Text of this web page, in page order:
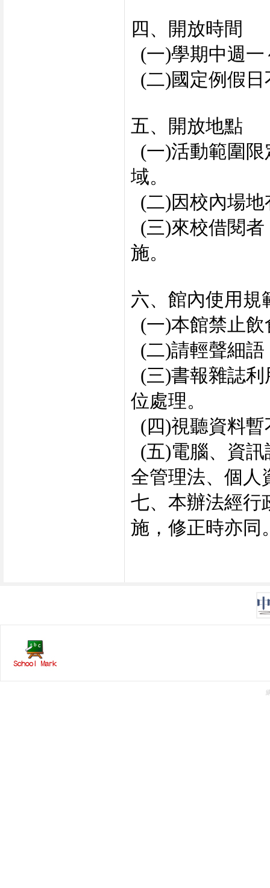
四、開放時間
(一)學期中週一
(二)國定例假
五、開放地點
(一)活動範圍
域。
(二)因校內場
(三)來校借閱
施。
六、館內使用規
(一)本館禁止
(二)請輕聲細
(三)書報雜誌
位處理。
(四)視聽資料
(五)電腦、資
全管理法、個人
七、本辦法經行
施，修正時亦同